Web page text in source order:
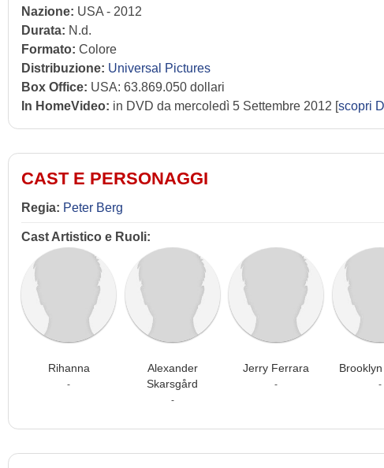
Nazione: USA - 2012
Durata: N.d.
Formato: Colore
Distribuzione: Universal Pictures
Box Office: USA: 63.869.050 dollari
In HomeVideo: in DVD da mercoledì 5 Settembre 2012 [scopri
CAST E PERSONAGGI
Regia: Peter Berg
Cast Artistico e Ruoli:
Rihanna
-
Alexander
Skarsgård
-
Jerry Ferrara
- -